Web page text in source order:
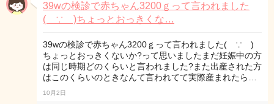
39wの検診で赤ちゃん3200ｇって言われました
( ∵ )ちょっとおっきくな…
39wの検診で赤ちゃん3200ｇって言われました( ∵ )
ちょっとおっきくないか?って思いましたまだ妊娠中の方
は同じ時期どのくらいと言われました?また出産された方
はこのくらいのときなんて言われてて実際産まれたら…
10月2日